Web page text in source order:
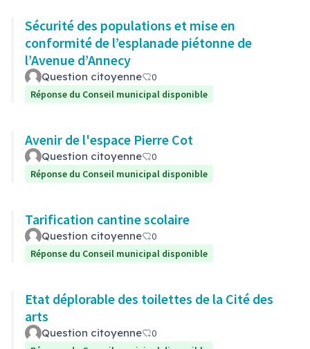
Sécurité des populations et mise en
conformité de l’esplanade piétonne de
l’Avenue d’Annecy
Question citoyenne
0
Réponse du Conseil municipal disponible
Avenir de l'espace Pierre Cot
Question citoyenne
0
Réponse du Conseil municipal disponible
Tarification cantine scolaire
Question citoyenne
0
Réponse du Conseil municipal disponible
Etat déplorable des toilettes de la Cité des
arts
Question citoyenne
0